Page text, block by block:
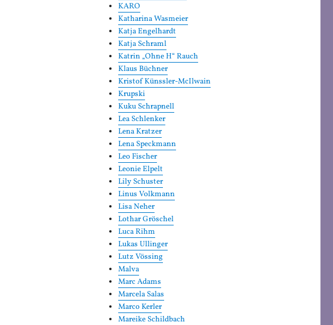
KARO
Katharina Wasmeier
Katja Engelhardt
Katja Schraml
Katrin „Ohne H“ Rauch
Klaus Büchner
Kristof Künssler-McIlwain
Krupski
Kuku Schrapnell
Lea Schlenker
Lena Kratzer
Lena Speckmann
Leo Fischer
Leonie Elpelt
Lily Schuster
Linus Volkmann
Lisa Neher
Lothar Gröschel
Luca Rihm
Lukas Ullinger
Lutz Vössing
Malva
Marc Adams
Marcela Salas
Marco Kerler
Mareike Schildbach